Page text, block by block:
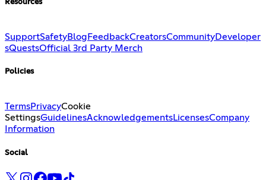
Resources
SupportSafetyBlog FeedbackCreatorsCommunityDeveloper
sQuestsOfficial 3rd Party Merch
Policies
TermsPrivacyCookie
SettingsGuidelinesAcknowledgementsLicensesCompany
Information
Social